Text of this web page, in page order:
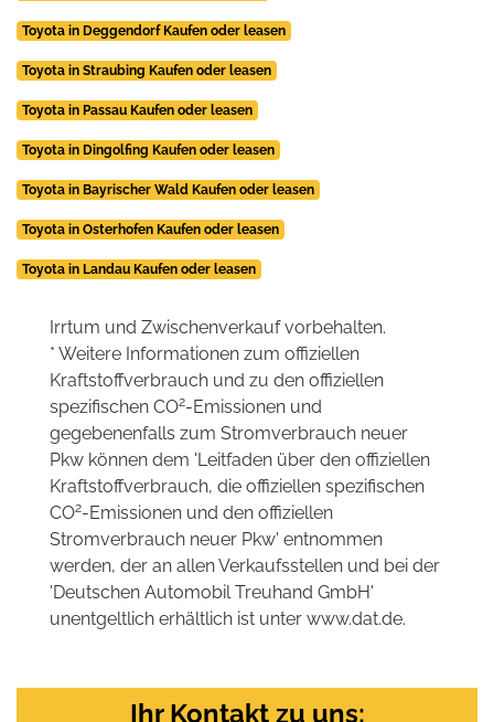
Toyota in Deggendorf Kaufen oder leasen
Toyota in Straubing Kaufen oder leasen
Toyota in Passau Kaufen oder leasen
Toyota in Dingolfing Kaufen oder leasen
Toyota in Bayrischer Wald Kaufen oder leasen
Toyota in Osterhofen Kaufen oder leasen
Toyota in Landau Kaufen oder leasen
Irrtum und Zwischenverkauf vorbehalten.
* Weitere Informationen zum offiziellen
Kraftstoffverbrauch und zu den offiziellen
spezifischen CO2-Emissionen und
gegebenenfalls zum Stromverbrauch neuer
Pkw können dem 'Leitfaden über den offiziellen
Kraftstoffverbrauch, die offiziellen spezifischen
CO2-Emissionen und den offiziellen
Stromverbrauch neuer Pkw' entnommen
werden, der an allen Verkaufsstellen und bei der
'Deutschen Automobil Treuhand GmbH'
unentgeltlich erhältlich ist unter www.dat.de.
Ihr Kontakt zu uns: